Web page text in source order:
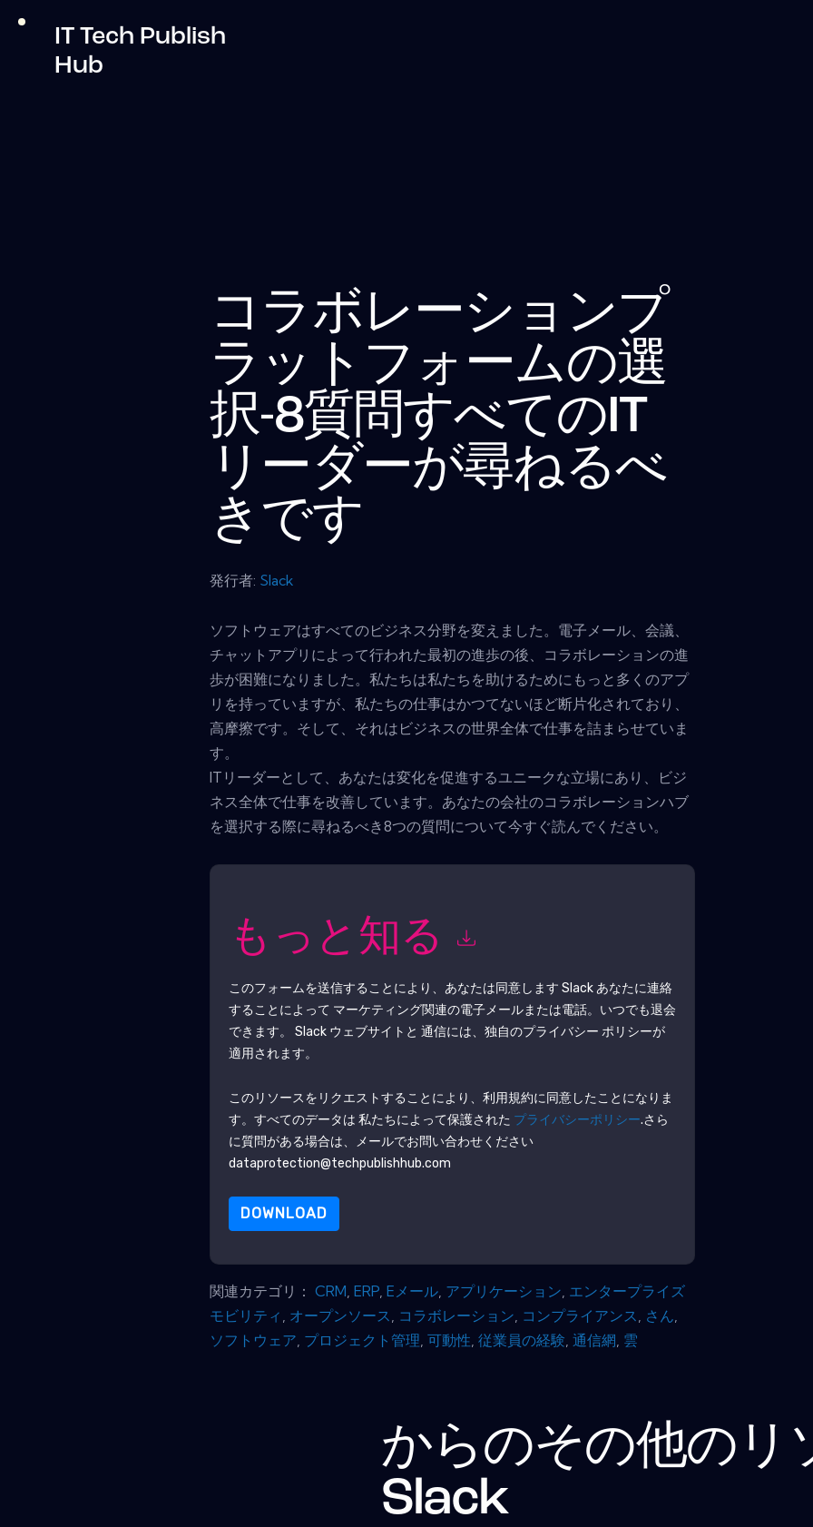
IT Tech Publish
Hub
コラボレーションプ
ラットフォームの選
択-8質問すべてのIT
リーダーが尋ねるべ
きです
発行者: Slack
ソフトウェアはすべてのビジネス分野を変えました。電子メール、会議、
チャットアプリによって行われた最初の進歩の後、コラボレーションの進
歩が困難になりました。私たちは私たちを助けるためにもっと多くのアプ
リを持っていますが、私たちの仕事はかつてないほど断片化されており、
高摩擦です。そして、それはビジネスの世界全体で仕事を詰まらせていま
す。
ITリーダーとして、あなたは変化を促進するユニークな立場にあり、ビジ
ネス全体で仕事を改善しています。あなたの会社のコラボレーションハブ
を選択する際に尋ねるべき8つの質問について今すぐ読んでください。
もっと知る
このフォームを送信することにより、あなたは同意しますSlackあなたに連絡
することによって マーケティング関連の電子メールまたは電話。いつでも退会
できます。Slack ウェブサイトと 通信には、独自のプライバシー ポリシーが
適用されます。
このリソースをリクエストすることにより、利用規約に同意したことになりま
す。すべてのデータは 私たちによって保護された プライバシーポリシー.さら
に質問がある場合は、メールでお問い合わせください
dataprotection@techpublishhub.com
DOWNLOAD
関連カテゴリ：CRM,ERP,Eメール, アプリケーション, エンタープライズ
モビリティ , オープンソース, コラボレーション, コンプライアンス, さん,
ソフトウェア, プロジェクト管理,可動性,従業員の経験,通信網, 雲
からのその他のリ
Slack